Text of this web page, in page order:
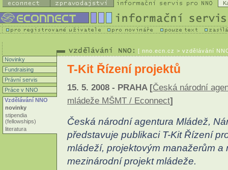
[ nno.ecn.cz > vzdělávání
Novinky
Fundraising
Právní servis
Práce v NNO
Vzdělávání NNO
novinky
stipendia
(fellowships)
literatura
T-Kit Řízení projektů
15. 5. 2008 - PRAHA [Česká národní
mládeže MŠMT / Econnect]
Česká národní agentura Mládež,
představuje publikaci T-Kit Řízení
mládeží, projektovým manažerům
mezinárodní projekt mládeže.